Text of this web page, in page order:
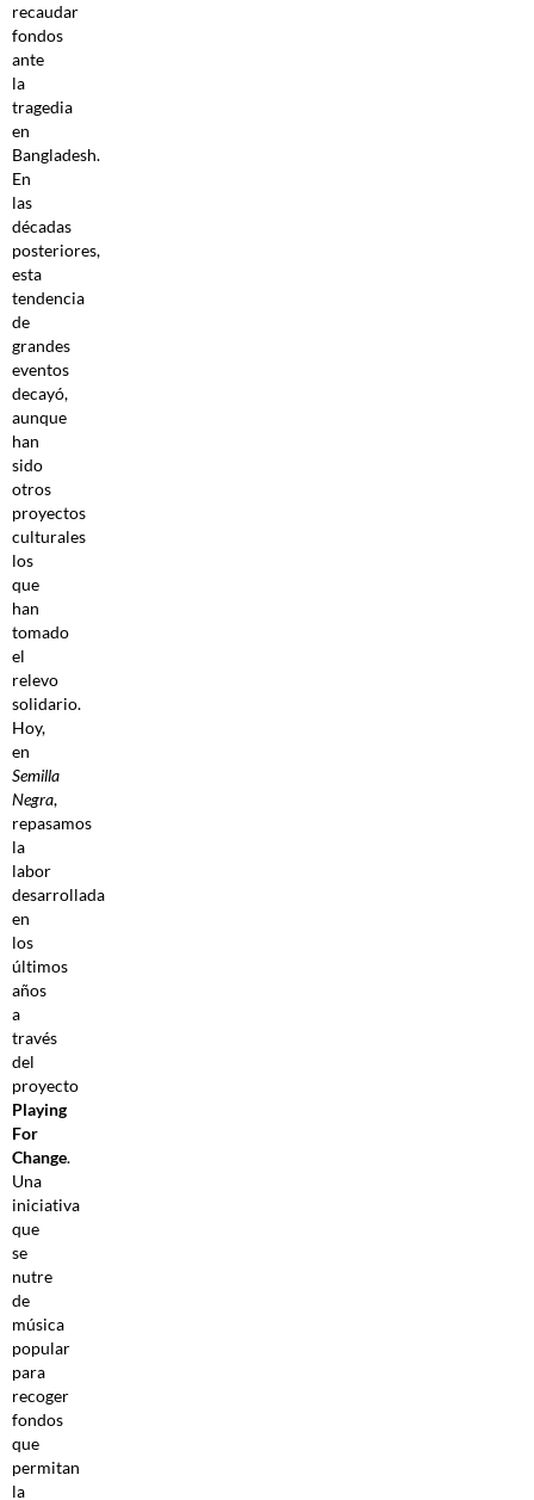
recaudar
fondos
ante
la
tragedia
en
Bangladesh.
En
las
décadas
posteriores,
esta
tendencia
de
grandes
eventos
decayó,
aunque
han
sido
otros
proyectos
culturales
los
que
han
tomado
el
relevo
solidario.
Hoy,
en
Semilla
Negra,
repasamos
la
labor
desarrollada
en
los
últimos
años
a
través
del
proyecto
Playing
For
Change.
Una
iniciativa
que
se
nutre
de
música
popular
para
recoger
fondos
que
permitan
la